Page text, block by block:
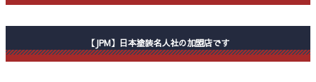
【JPM】日本塗装名人社の加盟店です